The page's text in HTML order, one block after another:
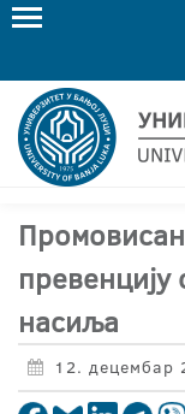
превенцију
насиља
12.